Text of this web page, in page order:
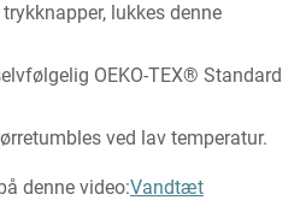
lukkes denne
OEKO-TEX® Standard
ved lav temperatur.
denne video:Vandtæt